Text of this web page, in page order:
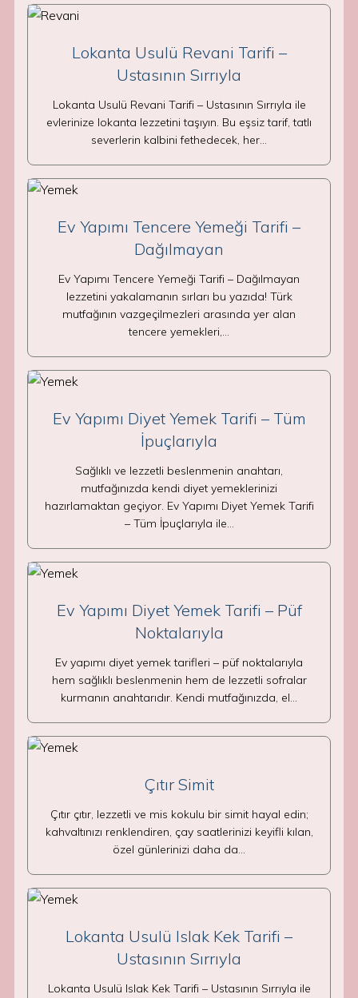
Lokanta Usulü Revani Tarifi –
Ustasının Sırrıyla
Lokanta Usulü Revani Tarifi – Ustasının Sırrıyla ile
evlerinize lokanta lezzetini taşıyın. Bu eşsiz tarif, tatlı
severlerin kalbini fethedecek, her…
Ev Yapımı Tencere Yemeği Tarifi –
Dağılmayan
Ev Yapımı Tencere Yemeği Tarifi – Dağılmayan
lezzetini yakalamanın sırları bu yazıda! Türk
mutfağının vazgeçilmezleri arasında yer alan
tencere yemekleri,…
Ev Yapımı Diyet Yemek Tarifi – Tüm
İpuçlarıyla
Sağlıklı ve lezzetli beslenmenin anahtarı,
mutfağınızda kendi diyet yemeklerinizi
hazırlamaktan geçiyor. Ev Yapımı Diyet Yemek Tarifi
– Tüm İpuçlarıyla ile…
Ev Yapımı Diyet Yemek Tarifi – Püf
Noktalarıyla
Ev yapımı diyet yemek tarifleri – püf noktalarıyla
hem sağlıklı beslenmenin hem de lezzetli sofralar
kurmanın anahtarıdır. Kendi mutfağınızda, el…
Çıtır Simit
Çıtır çıtır, lezzetli ve mis kokulu bir simit hayal edin;
kahvaltınızı renklendiren, çay saatlerinizi keyifli kılan,
özel günlerinizi daha da…
Lokanta Usulü Islak Kek Tarifi –
Ustasının Sırrıyla
Lokanta Usulü Islak Kek Tarifi – Ustasının Sırrıyla ile